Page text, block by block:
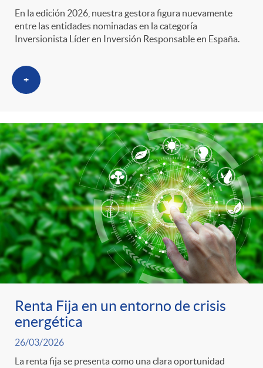
En la edición 2026, nuestra gestora figura nuevamente
entre las entidades nominadas en la categoría
Inversionista Líder en Inversión Responsable en España.
+
Renta Fija en un entorno de crisis
energética
26/03/2026
La renta fija se presenta como una clara oportunidad